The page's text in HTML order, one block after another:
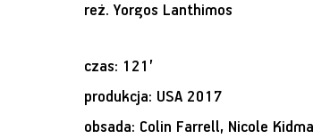
reż.Yorgos Lanthimos
czas: 121’
produkcja: USA 2017
obsada: Colin Farrell, Nicole